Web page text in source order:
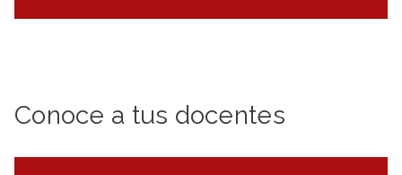
Conoce a tus docentes